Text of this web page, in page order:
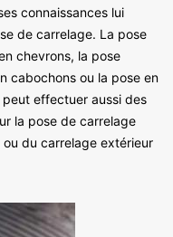
connaissances lui
de carrelage. La pose
chevrons, la pose
cabochons ou la pose en
effectuer aussi des
la pose de carrelage
ou du carrelage extérieur